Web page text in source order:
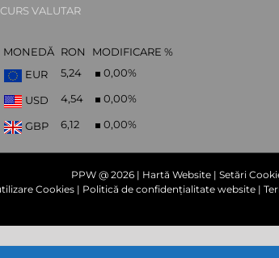
CURS VALUTAR
MONEDĂ RON
MODIFICARE %
EUR
5,24 0,00%
USD 4,54 0,00%
GBP 6,12 0,00%
PPW @ 2026 | Hartă Website| Setări
Cookies| Politică de confidențialitate website|